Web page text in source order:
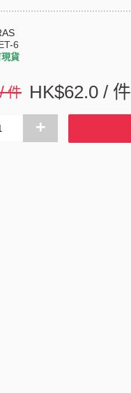
6
貨
件 HK$62.0 / 件
+